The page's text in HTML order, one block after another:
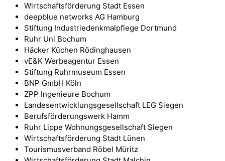
Wirtschaftsförderung Stadt Essen
deepblue networks AG Hamburg
Stiftung Industriedenkmalpflege Dortmund
Ruhr Uni Bochum
Häcker Küchen Rödinghausen
vE&K Werbeagentur Essen
Stiftung Ruhrmuseum Essen
BNP GmbH Köln
ZPP Ingenieure Bochum
Landesentwicklungsgesellschaft LEG Siegen
Berufsförderungswerk Hamm
Ruhr Lippe Wohnungsgesellschaft Siegen
Wirtschaftsförderung Stadt Lünen
Tourismusverband Röbel Müritz